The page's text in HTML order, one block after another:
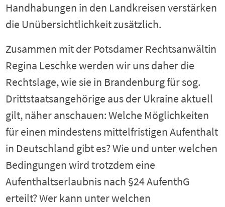
Handhabungen in den Landkreisen verstärken
die Unübersichtlichkeit zusätzlich.
Zusammen mit der Potsdamer Rechtsanwältin
Regina Leschke werden wir uns daher die
Rechtslage, wie sie in Brandenburg für sog.
Drittstaatsangehörige aus der Ukraine aktuell
gilt, näher anschauen: Welche Möglichkeiten
für einen mindestens mittelfristigen Aufenthalt
in Deutschland gibt es? Wie und unter welchen
Bedingungen wird trotzdem eine
Aufenthaltserlaubnis nach §24 AufenthG
erteilt? Wer kann unter welchen